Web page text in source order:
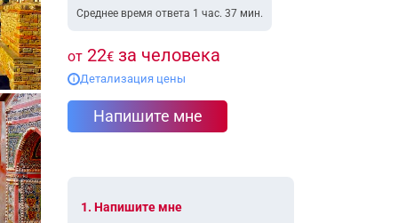
Среднее время ответа 1 час. 37 мин.
от 22€ за человека
i Детализация цены
Напишите мне
1. Напишите мне